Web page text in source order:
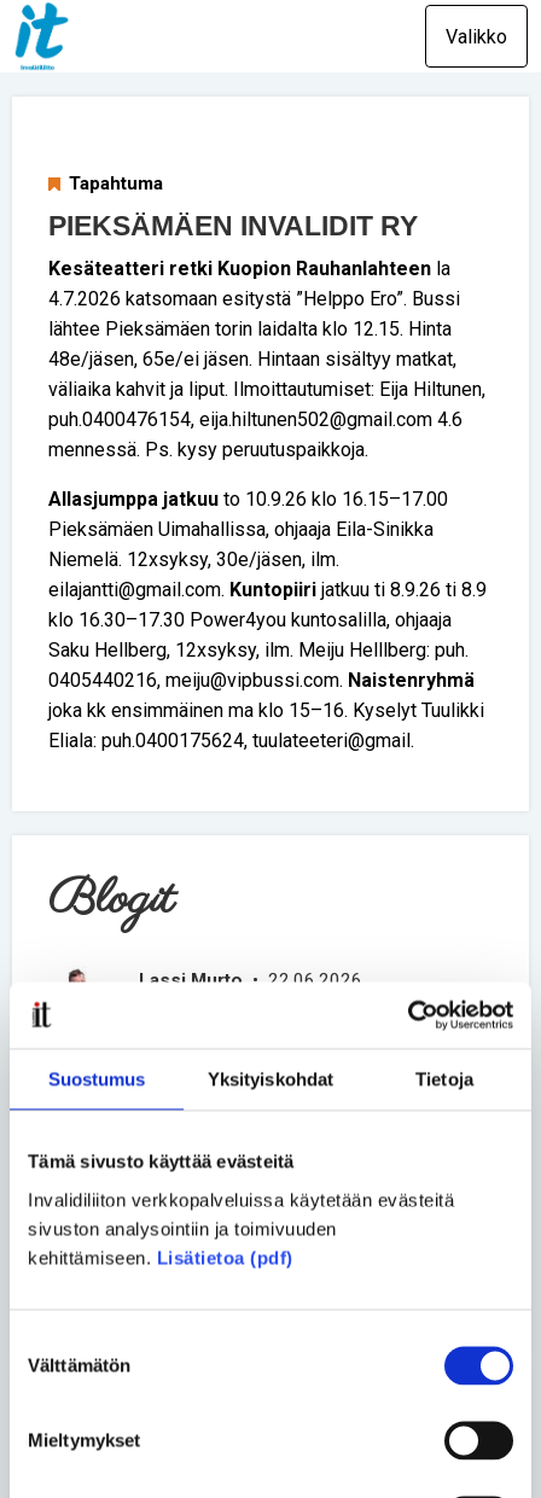
Suostumus Yksityiskohdat Tietoja
Tämä sivusto käyttää evästeitä
Invalidiliiton verkkopalveluissa käytetään evästeitä
sivuston analysointiin ja toimivuuden
kehittämiseen. Lisätietoa (pdf)
valinta
Välttämätön
Mieltymykset
Valikko
Tapahtuma
PIEKSÄMÄEN INVALIDIT RY
Kesäteatteri retki Kuopion Rauhanlahteen la
4.7.2026 katsomaan esitystä ”Helppo Ero”. Bussi
lähtee Pieksämäen torin laidalta klo 12.15. Hinta
48e/jäsen, 65e/ei jäsen. Hintaan sisältyy matkat,
väliaika kahvit ja liput. Ilmoittautumiset: Eija Hiltunen,
puh.0400476154, eija.hiltunen502@gmail.com 4.6
mennessä. Ps. kysy peruutuspaikkoja.
Allasjumppa jatkuu to 10.9.26 klo 16.15–17.00
Pieksämäen Uimahallissa, ohjaaja Eila-Sinikka
Niemelä. 12xsyksy, 30e/jäsen, ilm.
eilajantti@gmail.com. Kuntopiiri jatkuu ti 8.9.26 ti 8.9
klo 16.30–17.30 Power4you kuntosalilla, ohjaaja
Saku Hellberg, 12xsyksy, ilm. Meiju Helllberg: puh.
0405440216, meiju@vipbussi.com. Naistenryhmä
joka kk ensimmäinen ma klo 15–16. Kyselyt Tuulikki
Eliala: puh.0400175624, tuulateeteri@gmail.
Blogit
Lassi Murto • 22.06.2026
Harvinainen sairaus ei tee
kansalaista
Asko Kemppainen ja Tuukka
Liukkonen
Vertaiskeskustelu – Päivä
kerrallaan